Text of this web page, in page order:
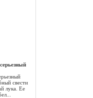
свести
лука. Ее